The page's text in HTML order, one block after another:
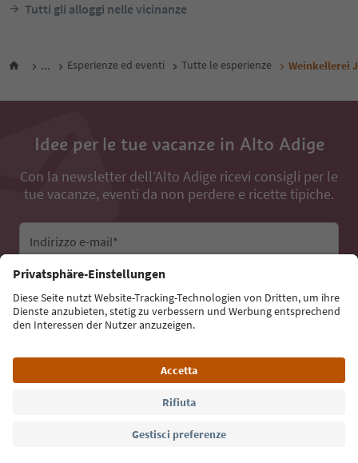
Tutti gli alloggi nelle vicinanze
... Esperienze ed eventi Tutte le esperienze Weinkellerei
Idee per le tue vacanze in Alto Adige
Con la newsletter dell’Alto Adige ricevi consigli per le
tue vacanze, eventi da non perdere e ricette tipiche.
Indirizzo e-mail*
Iscriviti alla newsletter